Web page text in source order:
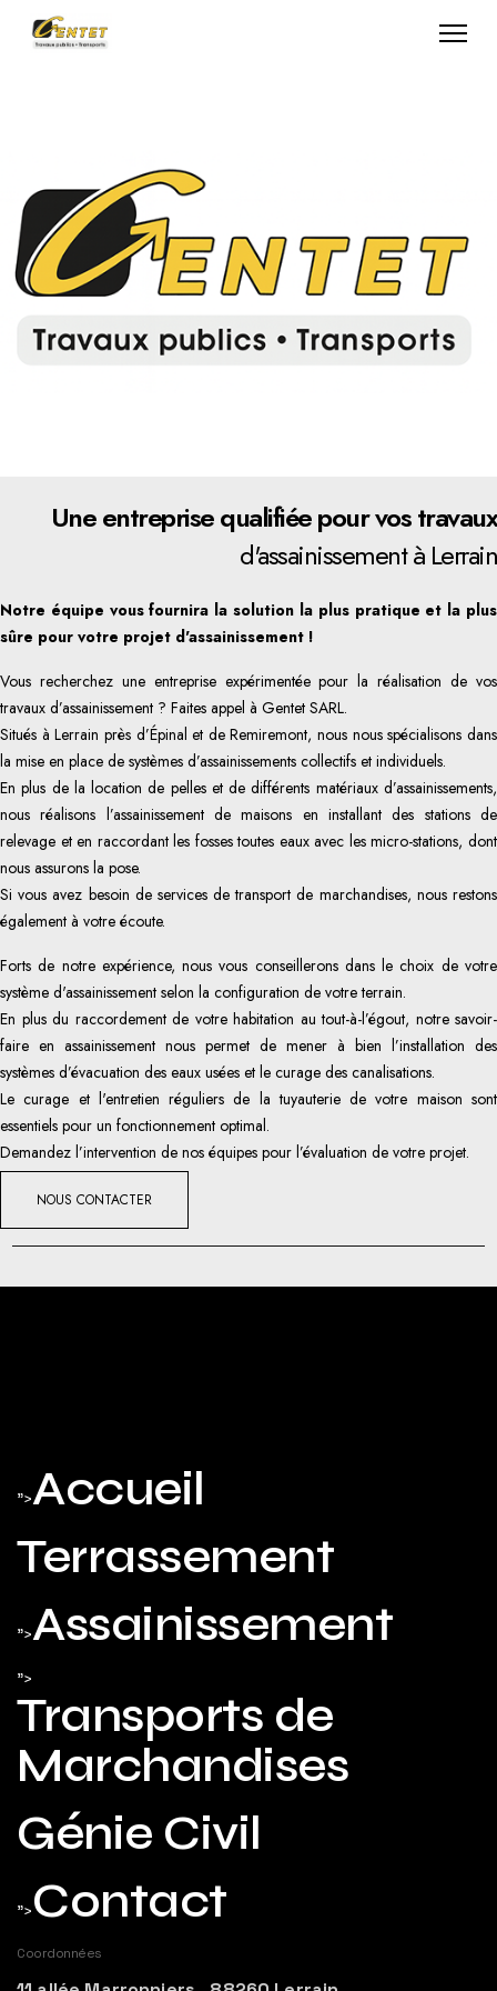
Une entreprise qualifiée pour vos travaux
d'assainissement à Lerrain
Notre équipe vous fournira la solution la plus pratique et la plus
sûre pour votre projet d'assainissement !
Vous recherchez une entreprise expérimentée pour la réalisation de vos
travaux d’assainissement ? Faites appel à Gentet SARL.
Situés à Lerrain près d’Épinal et de Remiremont, nous nous spécialisons dans
la mise en place de systèmes d’assainissements collectifs et individuels.
En plus de la location de pelles et de différents matériaux d’assainissements,
nous réalisons l’assainissement de maisons en installant des stations de
relevage et en raccordant les fosses toutes eaux avec les micro-stations, dont
nous assurons la pose.
Si vous avez besoin de services de transport de marchandises, nous restons
également à votre écoute.
Forts de notre expérience, nous vous conseillerons dans le choix de votre
système d'assainissement selon la configuration de votre terrain.
En plus du raccordement de votre habitation au tout-à-l’égout, notre savoir-
faire en assainissement nous permet de mener à bien l’installation des
systèmes d’évacuation des eaux usées et le curage des canalisations.
Le curage et l'entretien réguliers de la tuyauterie de votre maison sont
essentiels pour un fonctionnement optimal.
Demandez l’intervention de nos équipes pour l’évaluation de votre projet.
NOUS CONTACTER
">Accueil
Terrassement
">Assainissement
">
Transports de
Marchandises
Génie Civil
">Contact
Coordonnées